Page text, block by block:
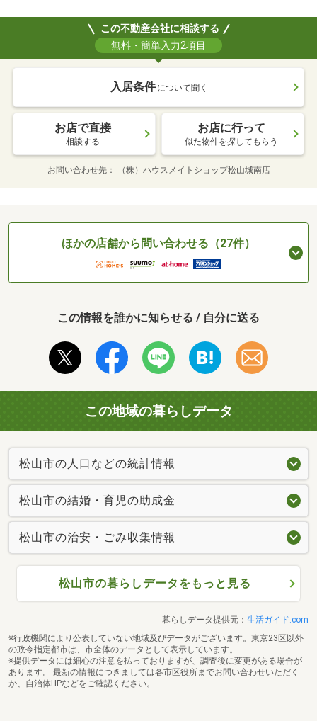
この不動産会社に相談する
無料・簡単入力2項目
入居条件 について聞く
お店で直接
相談する
お店に行って
似た物件を探してもらう
お問い合わせ先 （株）ハウスメイトショップ松山城南店
ほかの店舗から問い合わせる（27件）
この情報を誰かに知らせる / 自分に送る
この地域の暮らしデータ
松山市の人口などの統計情報
松山市の結婚・育児の助成金
松山市の治安・ごみ収集情報
松山市の暮らしデータをもっと見る
暮らしデータ提供元： 生活ガイド.com
※行政機関により公表していない地域及びデータがございます。東京23区以外
の政令指定都市は、市全体のデータとして表示しています。
※提供データには細心の注意を払っておりますが、調査後に変更がある場合が
あります。 最新の情報につきましては各市区役所までお問い合わせいただく
か、自治体HPなどをご確認ください。